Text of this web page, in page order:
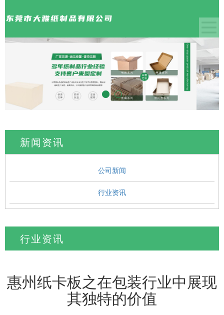
新闻资讯
公司新闻
行业资讯
行业资讯
当前位置: 首页>新闻资讯>行业资讯
惠州纸卡板之在包装行业中展现
其独特的价值